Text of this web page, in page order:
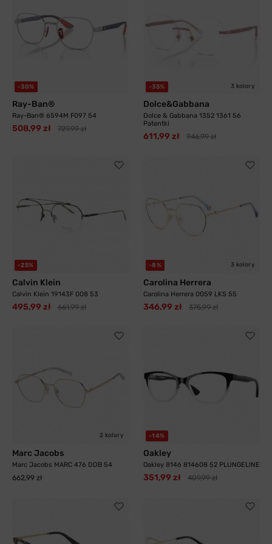
-30%
Ray-Ban®
Ray-Ban® 6594M F097 54
508,99 zł 729,99 zł
-35% 3 kolory
Dolce&Gabbana
Dolce & Gabbana 1352 1361 56
Patentki
611,99 zł 946,99 zł
-25%
Calvin Klein
Calvin Klein 19143F 008 53
495,99 zł 661,99 zł
-8% 3 kolory
Carolina Herrera
Carolina Herrera 0059 LKS 55
346,99 zł 375,99 zł
2 kolory
Marc Jacobs
Marc Jacobs MARC 476 DDB 54
662,99 zł
-14%
Oakley
Oakley 8146 814608 52 PLUNGELINE
351,99 zł 409,99 zł